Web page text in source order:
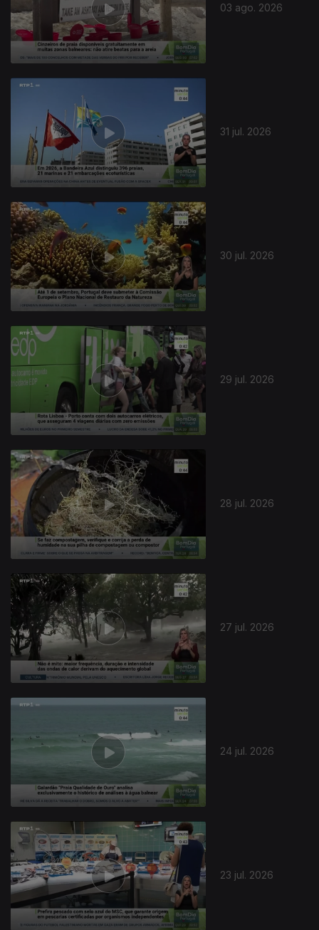
03 ago. 2026
31 jul. 2026
30 jul. 2026
29 jul. 2026
28 jul. 2026
27 jul. 2026
24 jul. 2026
23 jul. 2026
944470